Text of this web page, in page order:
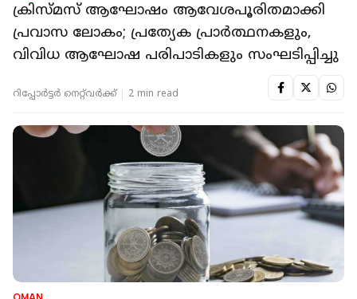
ക്രിസ്മസ് ആഘോഷം ആവേശപൂരിതമാക്കി
പ്രവാസ ലോകം; പ്രത്യേക പ്രാർത്ഥനകളും,
വിവിധ ആഘോഷ പരിപാടികളും സംഘടിപ്പിച്ചു
റിപ്പോർട്ടർ നെറ്റ്‌വര്‍ക്ക്‌ 2 min read